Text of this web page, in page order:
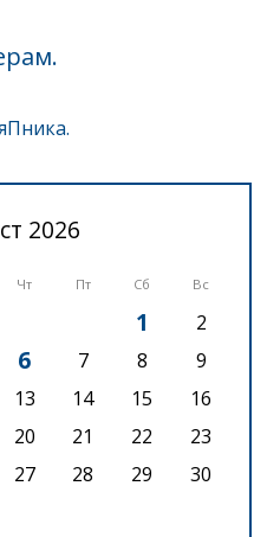
2026
Чт Пт Сб Вс
1 2
6 7 8
9
13 14 15
16
20 21 22
23
27 28 29
30